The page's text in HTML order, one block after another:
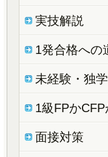
実技解説
1発合格への
未経験・独
1級FPかCFP
面接対策